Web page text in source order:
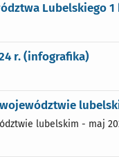
Lubelskiego 1
r. (infografika)
lubelskim - maj